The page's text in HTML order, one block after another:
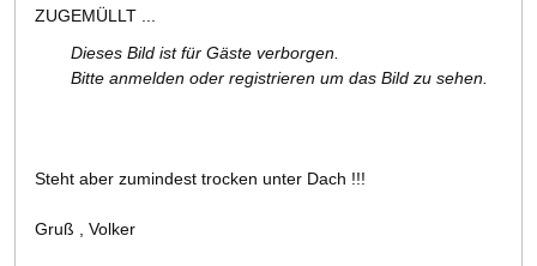
ZUGEMÜLLT ...
Dieses Bild ist für Gäste verborgen.
Bitte anmelden oder registrieren um das Bild zu sehen.
Steht aber zumindest trocken unter Dach !!!
Gruß , Volker